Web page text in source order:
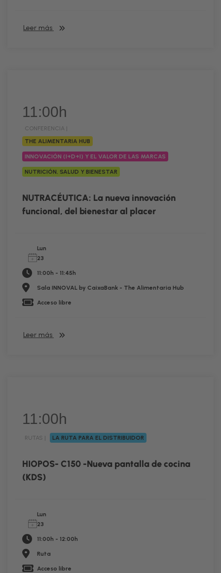
Leer más
11:00h
CONFERENCIA |
THE ALIMENTARIA HUB
INNOVACIÓN (I+D+I) Y EL VALOR DE LAS MARCAS
NUTRICIÓN, SALUD Y BIENESTAR
NUTRACÉUTICA: La nueva innovación
funcional, del bienestar al placer
Lun
23
11:00h - 11:45h
Sala INNOVAL by CaixaBank - The Alimentaria Hub
Acceso libre
Leer más
11:00h
RUTAS | LA RUTA PARA EL DISTRIBUIDOR
HIOPOS- C150 -Nueva pantalla de cocina
(KDS)
Lun
23
11:00h - 12:00h
Ruta
Acceso libre